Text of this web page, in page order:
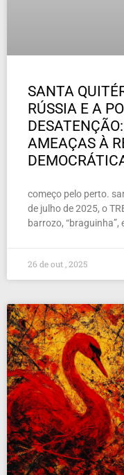
SANTA
RÚSSIA E A
AMEAÇAS À
começo pelo perto.
de julho de 2025, o
barrozo, “braguinha”,
26 de out , 2025